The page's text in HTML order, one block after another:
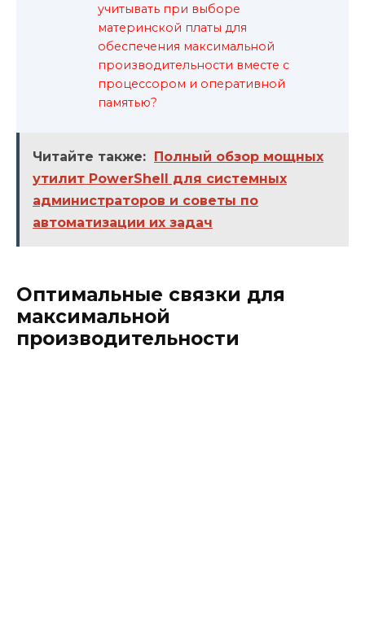
учитывать при выборе
материнской платы для
обеспечения максимальной
производительности вместе с
процессором и оперативной
памятью?
Читайте также: Полный обзор мощных
утилит PowerShell для системных
администраторов и советы по
автоматизации их задач
Оптимальные связки для
максимальной
производительности